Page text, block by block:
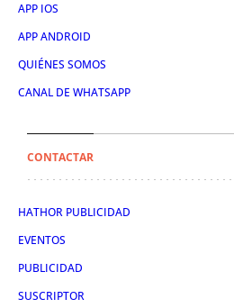
APP IOS
APP ANDROID
QUIÉNES SOMOS
CANAL DE WHATSAPP
CONTACTAR
HATHOR PUBLICIDAD
EVENTOS
PUBLICIDAD
SUSCRIPTOR